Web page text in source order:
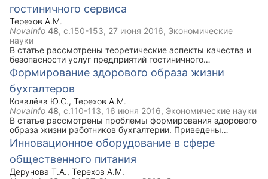
способствует повышению инвестиционной
привлекательности сельскохозяйственных организаций, а
так же последующему их выходу на международный
рынок капитала и сельскохозяйственной продукции. В
статье рассмотрены аспекты применения МСФО 41 для
российских сельскохозяйственных организаций,
предложения по использованию справедливой стоимости в
оценке биологических активов.
гостиничного сервиса
Терехов А.М.
NovaInfo 48, с.150-153, 27 июня 2016, Экономические
науки
В статье рассмотрены теоретические аспекты качества и
безопасности услуг предприятий гостиничного
сервиса.Рассмотрено понятие качества гостиничной
услуги. Указаны разновидности безопасности на
предприятии сферы услуг. Предложены направления
совершенствования системы качества и безопасности
услуг.
Формирование здорового образа жизни
бухгалтеров
Ковалёва Ю.С., Терехов А.М.
NovaInfo 48, с.110-113, 16 июня 2016, Экономические науки
В статье рассмотрены проблемы формирования здорового
образа жизни работников бухгалтерии. Приведены
возможные негативные последствия чрезмерного
увеличения нагрузки на бухгалтеров. Определены
направления деятельности менеджмента предприятий,
необходимые для создания условий по формированию
Инновационное оборудование в сфере
общественного питания
Дерунова Т.А., Терехов А.М.